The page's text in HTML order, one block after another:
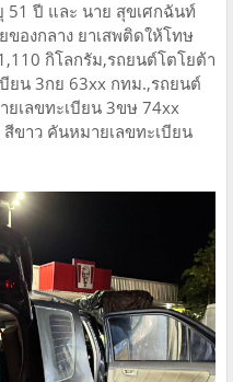
ปี และ นาย สุขเศกฉันท์
องกลาง ยาเสพติดให้โทษ
กิโลกรัม,รถยนต์โตโยต้า
ยน 3กย 63xx กทม.,รถยนต์
เลขทะเบียน 3ขษ 74xx
ขาว คันหมายเลขทะเบียน